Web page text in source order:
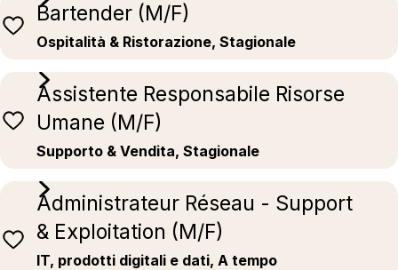
Bartender (M/F)
Ospitalità & Ristorazione, Stagionale
Assistente Responsabile Risorse
Umane (M/F)
Supporto & Vendita, Stagionale
Administrateur Réseau - Support
& Exploitation (M/F)
IT, prodotti digitali e dati, A tempo